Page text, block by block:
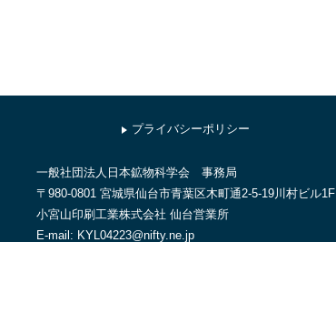
プライバシーポリシー
一般社団法人日本鉱物科学会 事務局
〒980-0801 宮城県仙台市青葉区木町通2-5-19川村ビル1F
小宮山印刷工業株式会社 仙台営業所
E-mail: KYL04223@nifty.ne.jp